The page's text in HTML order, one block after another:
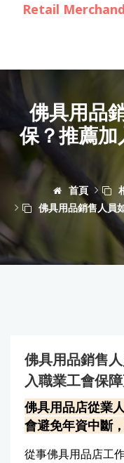
Retail
佛具用品
保？推薦
首頁
佛具用品銷售人員
佛具用品銷售
入職業工會保
佛具用品店從業
會避免年資中斷
從事佛具用品店工